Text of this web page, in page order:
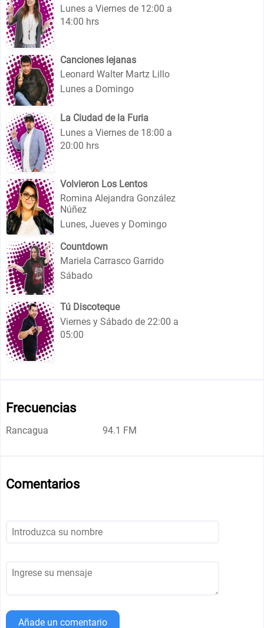
Lunes a Viernes de 12:00 a
14:00 hrs
Canciones lejanas
Leonard Walter Martz Lillo
Lunes a Domingo
La Ciudad de la Furia
Lunes a Viernes de 18:00 a
20:00 hrs
Volvieron Los Lentos
Romina Alejandra González
Núñez
Lunes, Jueves y Domingo
Countdown
Mariela Carrasco Garrido
Sábado
Tú Discoteque
Viernes y Sábado de 22:00 a
05:00
Frecuencias
Rancagua 94.1 FM
Comentarios
Añade un comentario